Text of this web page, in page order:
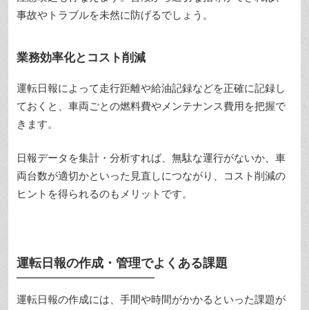
事故やトラブルを未然に防げるでしょう。
業務効率化とコスト削減
運転日報によって走行距離や給油記録などを正確に記録し
ておくと、車両ごとの燃料費やメンテナンス費用を把握で
きます。
日報データを集計・分析すれば、無駄な運行がないか、車
両台数が適切かといった見直しにつながり、コスト削減の
ヒントを得られるのもメリットです。
運転日報の作成・管理でよくある課題
運転日報の作成には、手間や時間がかかるといった課題が